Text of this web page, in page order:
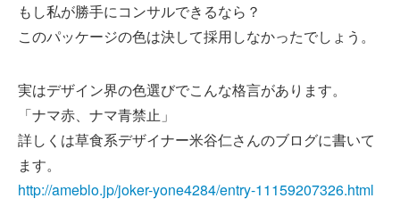
もし私が勝手にコンサルできるなら？
このパッケージの色は決して採用しなかったでしょう。
実はデザイン界の色選びでこんな格言があります。
「ナマ赤、ナマ青禁止」
詳しくは草食系デザイナー米谷仁さんのブログに書いて
ます。
http://ameblo.jp/joker-yone4284/entry-11159207326.html